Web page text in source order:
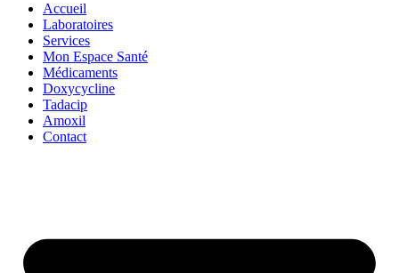
Accueil
Laboratoires
Services
Mon Espace Santé
Médicaments
Doxycycline
Tadacip
Amoxil
Contact